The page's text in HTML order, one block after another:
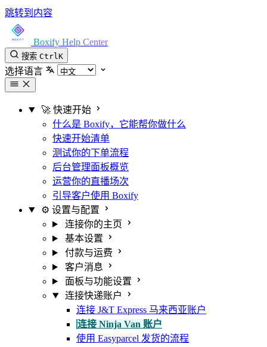
跳转到内容
Boxify Help Center
搜索 CtrlK
选择语言
🚀 快速开始
什么是 Boxify，它能帮你做什么
快速开始清单
测试你的下单流程
后台管理面板概览
运营你的直播场次
引导客户使用 Boxify
⚙️ 设置与配置
连接你的主页
基本设置
付款与运费
客户消息
面板与功能设置
连接快递账户
连接 J&T Express 马来西亚账户
连接 Ninja Van 账户
使用 Easyparcel 发货的流程